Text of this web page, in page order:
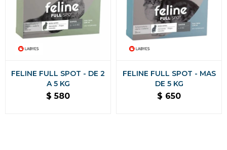
FELINE FULL SPOT - DE 2
A 5 KG
$ 580
FELINE FULL SPOT - MAS
DE 5 KG
$ 650